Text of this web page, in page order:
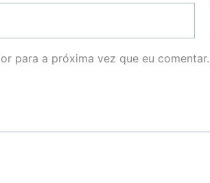
para a próxima vez que eu comentar.